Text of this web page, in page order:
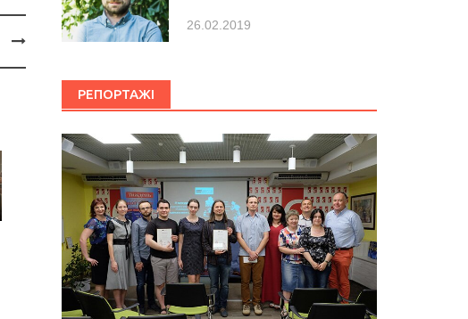
26.02.2019
РЕПОРТАЖІ